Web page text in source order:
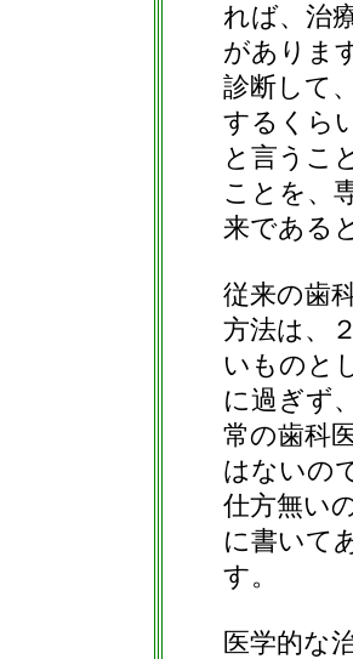
れば、治
がありま
診断して
するくら
と言うこ
ことを、
来である
従来の歯
方法は、
いものと
に過ぎず
常の歯科
はないの
仕方無い
に書いて
す。
医学的な